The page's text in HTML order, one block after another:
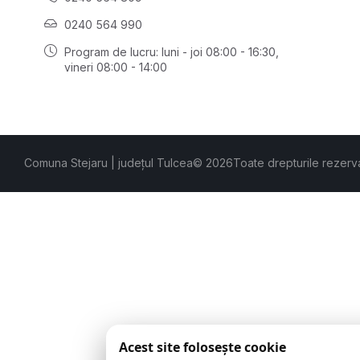
0240 564 990
Program de lucru: luni - joi 08:00 - 16:30,
vineri 08:00 - 14:00
Comuna Stejaru | județul Tulcea© 2026Toate drepturile
Acest site folosește cookie